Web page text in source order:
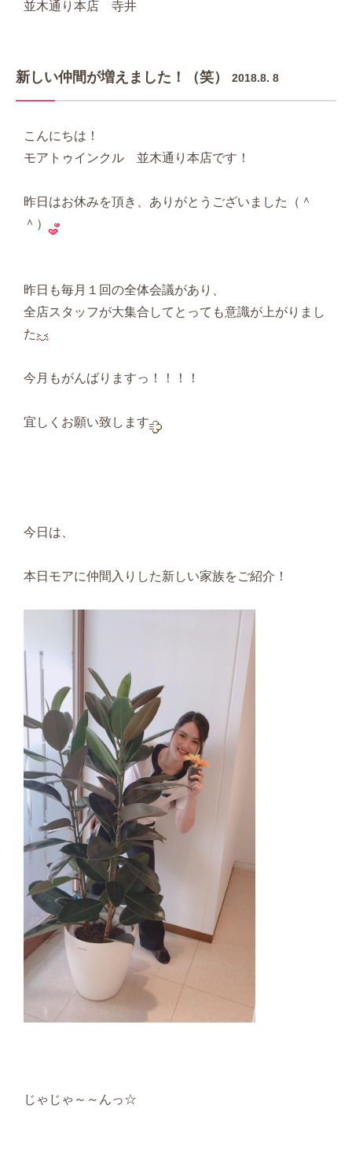
並木通り本店 寺井
新しい仲間が増えました！（笑） 2018.8. 8
こんにちは！
モアトゥインクル 並木通り本店です！
昨日はお休みを頂き、ありがとうございました（＾
＾）
昨日も毎月１回の全体会議があり、
全店スタッフが大集合してとっても意識が上がりまし
た
今月もがんばりますっ！！！！
宜しくお願い致します
今日は、
本日モアに仲間入りした新しい家族をご紹介！
じゃじゃ～～んっ☆